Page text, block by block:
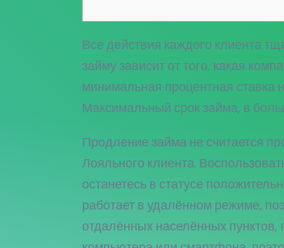
Все действия каждого клиента
займу зависит от того, какая
минимальная процентная ставка
Максимальный срок займа, в
Продление займа не считается
Лояльного клиента.
останетесь в статусе
работает в удалённом режиме,
отдалённых населённых пунктов,